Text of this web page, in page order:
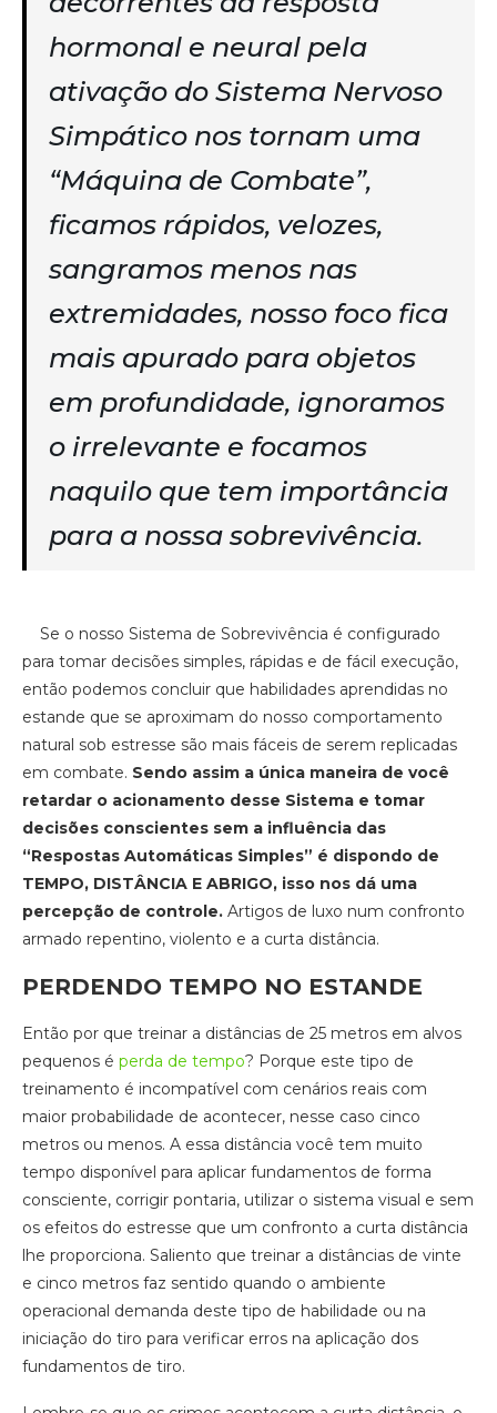
hormonal e neural pela
ativação do Sistema Nervoso
Simpático nos tornam uma
“Máquina de Combate”,
ficamos rápidos, velozes,
sangramos menos nas
extremidades, nosso foco fica
mais apurado para objetos
em profundidade, ignoramos
o irrelevante e focamos
naquilo que tem importância
para a nossa sobrevivência.
Se o nosso Sistema de Sobrevivência é configurado
para tomar decisões simples, rápidas e de fácil execução,
então podemos concluir que habilidades aprendidas no
estande que se aproximam do nosso comportamento
natural sob estresse são mais fáceis de serem replicadas
em combate. Sendo assim a única maneira de você
retardar o acionamento desse Sistema e tomar
decisões conscientes sem a influência das
“Respostas Automáticas Simples” é dispondo de
TEMPO, DISTÂNCIA E ABRIGO, isso nos dá uma
percepção de controle. Artigos de luxo num confronto
armado repentino, violento e a curta distância.
PERDENDO TEMPO NO ESTANDE
Então por que treinar a distâncias de 25 metros em alvos
pequenos é perda de tempo? Porque este tipo de
treinamento é incompatível com cenários reais com
maior probabilidade de acontecer, nesse caso cinco
metros ou menos. A essa distância você tem muito
tempo disponível para aplicar fundamentos de forma
consciente, corrigir pontaria, utilizar o sistema visual e sem
os efeitos do estresse que um confronto a curta distância
lhe proporciona. Saliento que treinar a distâncias de vinte
e cinco metros faz sentido quando o ambiente
operacional demanda deste tipo de habilidade ou na
iniciação do tiro para verificar erros na aplicação dos
fundamentos de tiro.